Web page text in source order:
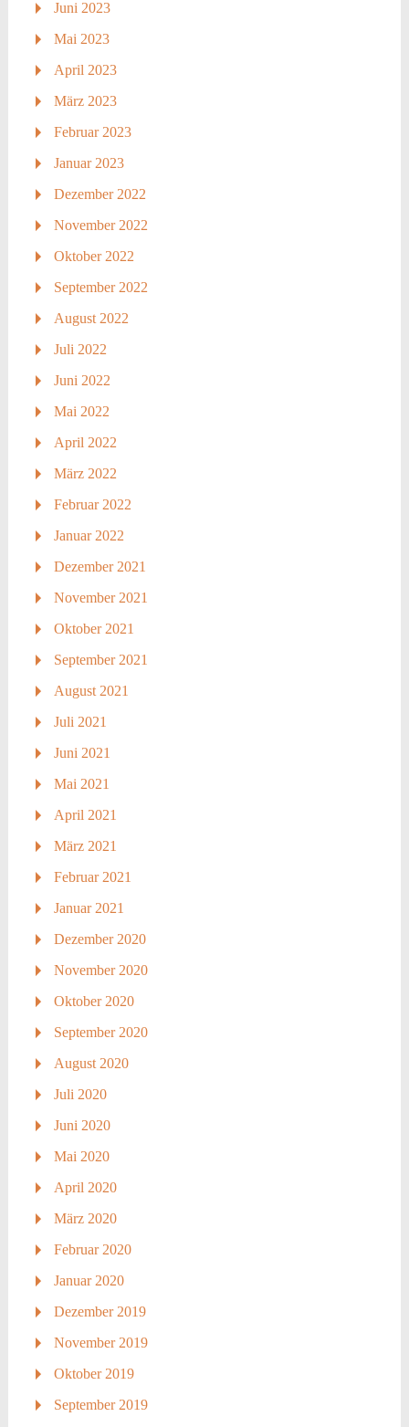
Juni 2023
Mai 2023
April 2023
März 2023
Februar 2023
Januar 2023
Dezember 2022
November 2022
Oktober 2022
September 2022
August 2022
Juli 2022
Juni 2022
Mai 2022
April 2022
März 2022
Februar 2022
Januar 2022
Dezember 2021
November 2021
Oktober 2021
September 2021
August 2021
Juli 2021
Juni 2021
Mai 2021
April 2021
März 2021
Februar 2021
Januar 2021
Dezember 2020
November 2020
Oktober 2020
September 2020
August 2020
Juli 2020
Juni 2020
Mai 2020
April 2020
März 2020
Februar 2020
Januar 2020
Dezember 2019
November 2019
Oktober 2019
September 2019